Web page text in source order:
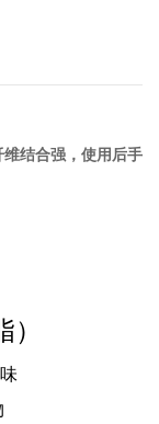
结合强，使用后手
）